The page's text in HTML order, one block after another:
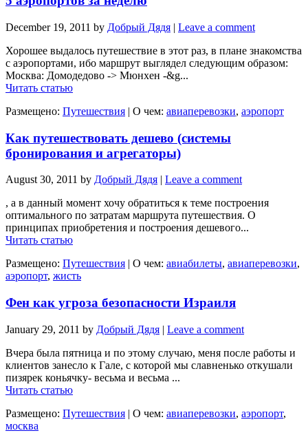
December 19, 2011 by Добрый Дядя | Leave a comment
Хорошее выдалось путешествие в этот раз, в плане знакомства
с аэропортами, ибо маршрут выглядел следующим образом:
Москва: Домодедово -> Мюнхен -&g...
Читать статью
Размещено: Путешествия | О чем: авиаперевозки, аэропорт
Как путешествовать дешево (системы
бронирования и агрегаторы)
August 30, 2011 by Добрый Дядя | Leave a comment
, а в данный момент хочу обратиться к теме построения
оптимального по затратам маршрута путешествия. О
принципах приобретения и построения дешевого...
Читать статью
Размещено: Путешествия | О чем: авиабилеты, авиаперевозки,
аэропорт, жисть
Фен как угроза безопасности Израиля
January 29, 2011 by Добрый Дядя | Leave a comment
Вчера была пятница и по этому случаю, меня после работы и
клиентов занесло к Гале, с которой мы славненько откушали
пизярек коньячку- весьма и весьма ...
Читать статью
Размещено: Путешествия | О чем: авиаперевозки, аэропорт,
москва